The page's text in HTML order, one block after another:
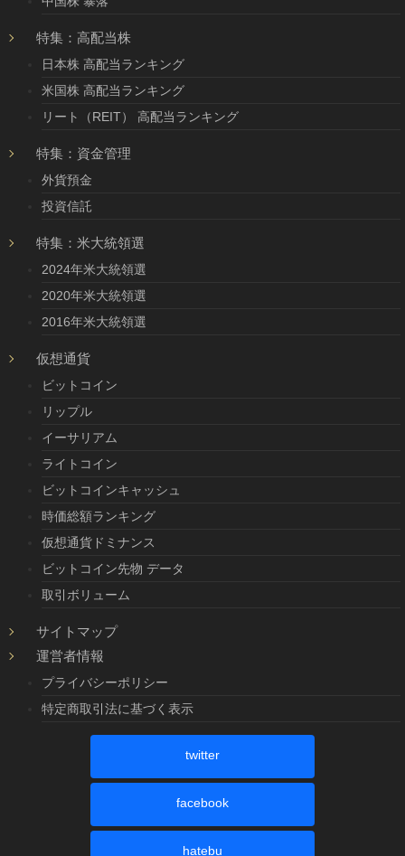
特集：高配当株
日本株 高配当ランキング
米国株 高配当ランキング
リート（REIT） 高配当ランキング
特集：資金管理
外貨預金
投資信託
特集：米大統領選
2024年米大統領選
2020年米大統領選
2016年米大統領選
仮想通貨
ビットコイン
リップル
イーサリアム
ライトコイン
ビットコインキャッシュ
時価総額ランキング
仮想通貨ドミナンス
ビットコイン先物 データ
取引ボリューム
サイトマップ
運営者情報
プライバシーポリシー
特定商取引法に基づく表示
twitter
facebook
hatebu